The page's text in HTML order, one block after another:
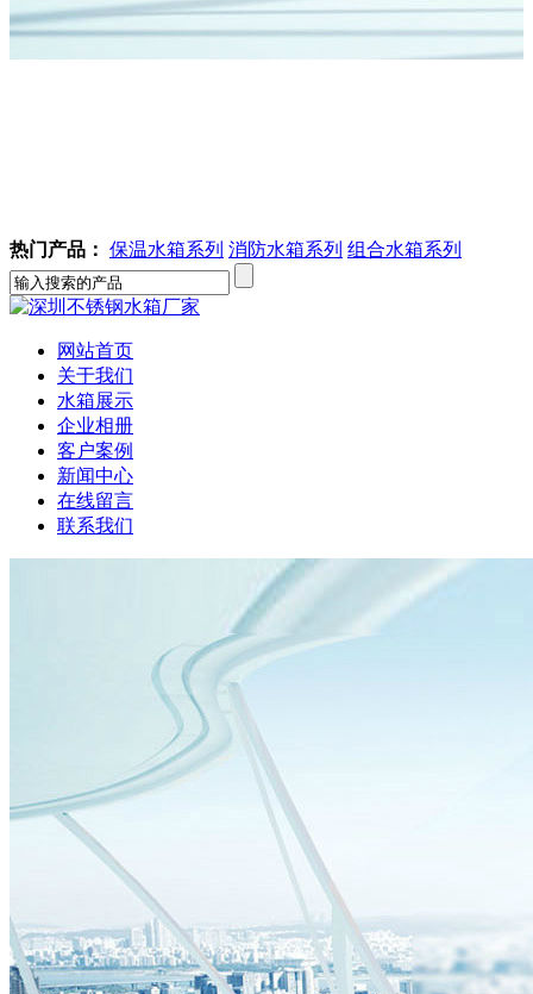
热门产品： 保温水箱系列 消防水箱系列 组合水箱系列
网站首页
关于我们
水箱展示
企业相册
客户案例
新闻中心
在线留言
联系我们